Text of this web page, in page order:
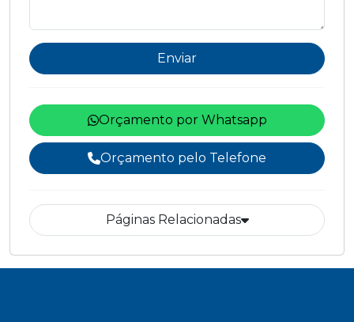
Enviar
Orçamento por Whatsapp
Orçamento pelo Telefone
Páginas Relacionadas